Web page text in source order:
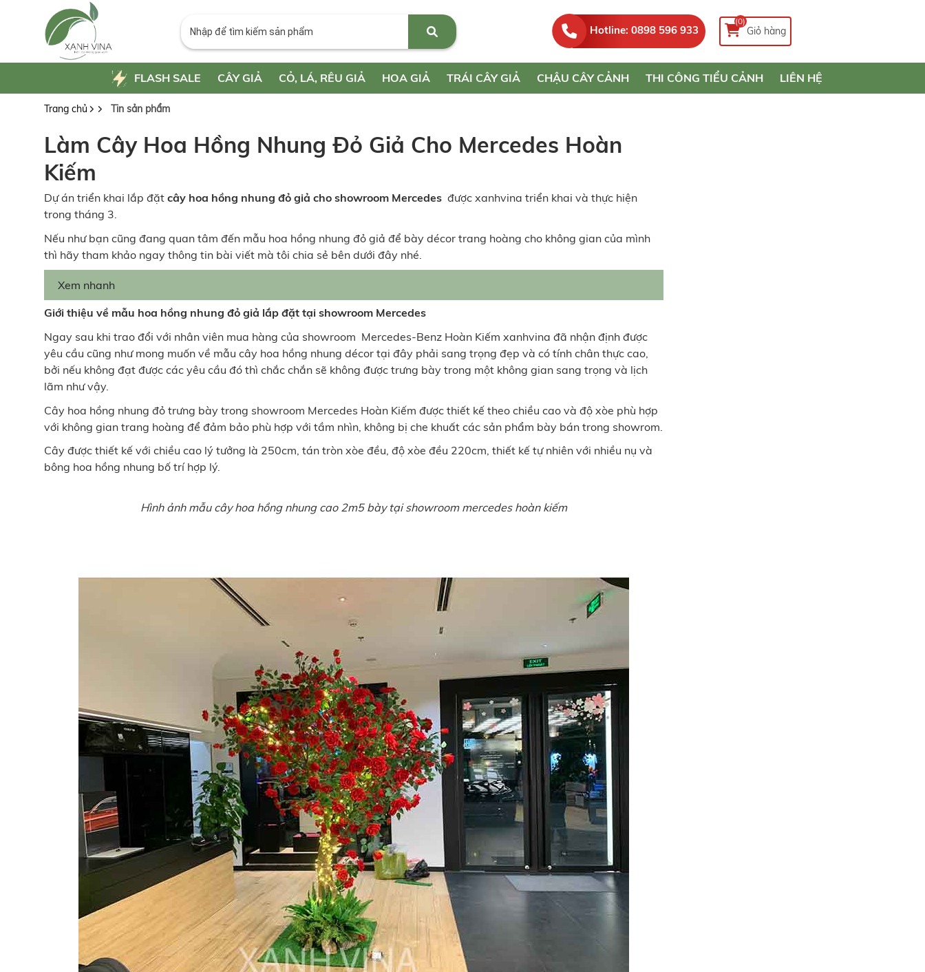
Hotline: 0898 596 933
(0)
Giỏ hàng
FLASH SALE CÂY GIẢ CỎ, LÁ, RÊU GIẢ HOA GIẢ TRÁI CÂY GIẢ CHẬU CÂY CẢNH THI CÔNG TIỂU CẢNH LIÊN HỆ
Trang chủ Tin sản phẩm
Làm Cây Hoa Hồng Nhung Đỏ Giả Cho Mercedes Hoàn
Kiếm
Dự án triển khai lắp đặt cây hoa hồng nhung đỏ giả cho showroom Mercedes được xanhvina triển khai và thực hiện
trong tháng 3.
Nếu như bạn cũng đang quan tâm đến mẫu hoa hồng nhung đỏ giả để bày décor trang hoàng cho không gian của mình
thì hãy tham khảo ngay thông tin bài viết mà tôi chia sẻ bên dưới đây nhé.
Xem nhanh
Giới thiệu về mẫu hoa hồng nhung đỏ giả lắp đặt tại showroom Mercedes
Ngay sau khi trao đổi với nhân viên mua hàng của showroom Mercedes-Benz Hoàn Kiếm xanhvina đã nhận định được
yêu cầu cũng như mong muốn về mẫu cây hoa hồng nhung décor tại đây phải sang trọng đẹp và có tính chân thực cao,
bởi nếu không đạt được các yêu cầu đó thì chắc chắn sẽ không được trưng bày trong một không gian sang trọng và lịch
lãm như vậy.
Cây hoa hồng nhung đỏ trưng bày trong showroom Mercedes Hoàn Kiếm được thiết kế theo chiều cao và độ xòe phù hợp
với không gian trang hoàng để đảm bảo phù hợp với tầm nhìn, không bị che khuất các sản phẩm bày bán trong showrom.
Cây được thiết kế với chiều cao lý tưởng là 250cm, tán tròn xòe đều, độ xòe đều 220cm, thiết kế tự nhiên với nhiều nụ và
bông hoa hồng nhung bố trí hợp lý.
Hình ảnh mẫu cây hoa hồng nhung cao 2m5 bày tại showroom mercedes hoàn kiếm